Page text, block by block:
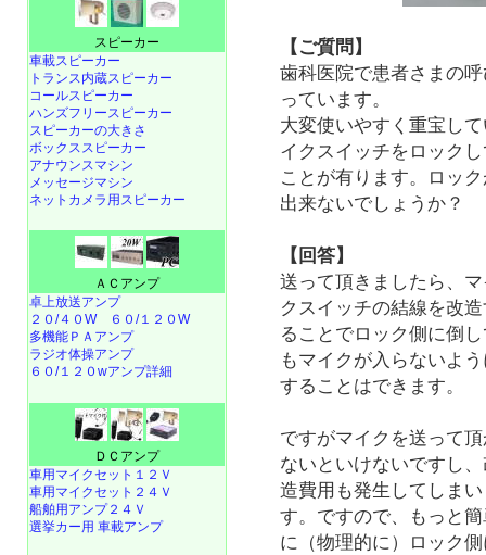
【ご質問】
歯科医院で患者さまの
っています。
大変使いやすく重宝し
イクスイッチをロック
ことが有ります。ロッ
出来ないでしょうか？
【回答】
送って頂きましたら、
クスイッチの結線を改
ることでロック側に倒
もマイクが入らないよ
することはできます。
ですがマイクを送って
ないといけないですし
造費用も発生してしま
す。ですので、もっと
に（物理的に）ロック
スピーカー
車載スピーカー
トランス内蔵スピーカー
コールスピーカー
ハンズフリースピーカー
スピーカーの大きさ
ボックススピーカー
アナウンスマシン
メッセージマシン
ネットカメラ用スピーカー
ＡＣアンプ
卓上放送アンプ
２０/４０W
６０/１２０W
多機能ＰＡアンプ
ラジオ体操アンプ
６０/１２０wアンプ詳細
ＤＣアンプ
車用マイクセット１２Ｖ
車用マイクセット２４Ｖ
船舶用アンプ２４Ｖ
選挙カー用 車載アンプ